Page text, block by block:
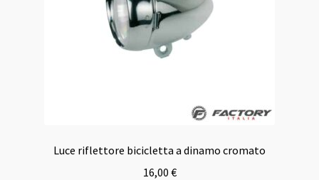
Luce riflettore bicicletta a dinamo cromato
16,00 €